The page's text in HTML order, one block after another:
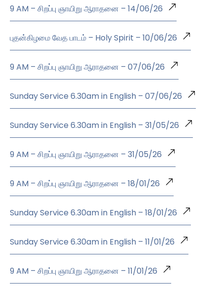
9 AM – சிறப்பு ஞாயிறு ஆராதனை – 14/06/26
புதன்கிழமை வேத பாடம் – Holy Spirit – 10/06/26
9 AM – சிறப்பு ஞாயிறு ஆராதனை – 07/06/26
Sunday Service 6.30am in English – 07/06/26
Sunday Service 6.30am in English – 31/05/26
9 AM – சிறப்பு ஞாயிறு ஆராதனை – 31/05/26
9 AM – சிறப்பு ஞாயிறு ஆராதனை – 18/01/26
Sunday Service 6.30am in English – 18/01/26
Sunday Service 6.30am in English – 11/01/26
9 AM – சிறப்பு ஞாயிறு ஆராதனை – 11/01/26